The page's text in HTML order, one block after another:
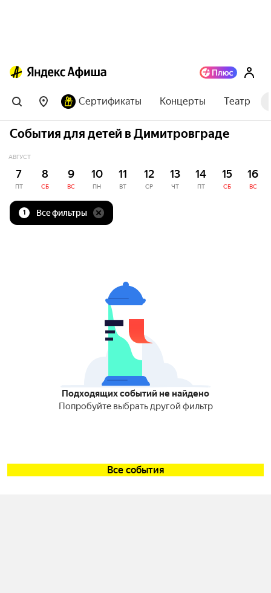
Сертификаты Концерты Театр
События для детей в Димитровграде
АВГУСТ
7
ПТ
8
СБ
9
ВС
10
ПН
11
ВТ
12
СР
13
ЧТ
14
ПТ
15
СБ
16
ВС
1 Все фильтры
Подходящих событий не найдено
Попробуйте выбрать другой фильтр
Все события